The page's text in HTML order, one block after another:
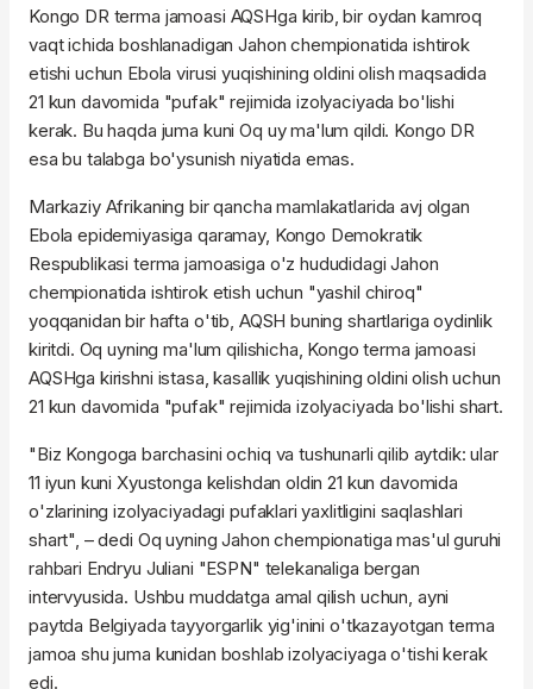
Kongo DR terma jamoasi AQSHga kirib, bir oydan kamroq
vaqt ichida boshlanadigan Jahon chempionatida ishtirok
etishi uchun Ebola virusi yuqishining oldini olish maqsadida
21 kun davomida "pufak" rejimida izolyaciyada bo'lishi
kerak. Bu haqda juma kuni Oq uy ma'lum qildi. Kongo DR
esa bu talabga bo'ysunish niyatida emas.
Markaziy Afrikaning bir qancha mamlakatlarida avj olgan
Ebola epidemiyasiga qaramay, Kongo Demokratik
Respublikasi terma jamoasiga o'z hududidagi Jahon
chempionatida ishtirok etish uchun "yashil chiroq"
yoqqanidan bir hafta o'tib, AQSH buning shartlariga oydinlik
kiritdi. Oq uyning ma'lum qilishicha, Kongo terma jamoasi
AQSHga kirishni istasa, kasallik yuqishining oldini olish uchun
21 kun davomida "pufak" rejimida izolyaciyada bo'lishi shart.
"Biz Kongoga barchasini ochiq va tushunarli qilib aytdik: ular
11 iyun kuni Xyustonga kelishdan oldin 21 kun davomida
o'zlarining izolyaciyadagi pufaklari yaxlitligini saqlashlari
shart", – dedi Oq uyning Jahon chempionatiga mas'ul guruhi
rahbari Endryu Juliani "ESPN" telekanaliga bergan
intervyusida. Ushbu muddatga amal qilish uchun, ayni
paytda Belgiyada tayyorgarlik yig'inini o'tkazayotgan terma
jamoa shu juma kunidan boshlab izolyaciyaga o'tishi kerak
edi.